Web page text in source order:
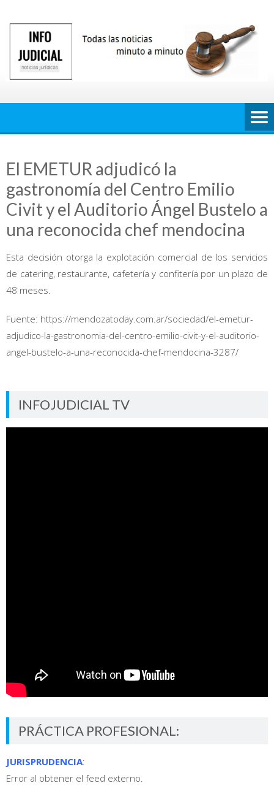
contenido
El EMETUR adjudicó la
gastronomía del Centro Emilio
Civit y el Auditorio Ángel Bustelo a
una reconocida chef mendocina
Esta decisión otorga la explotación comercial de los servicios
de catering, restaurante, cafetería y confitería por un plazo de
48 meses.
Fuente: https://mendozatoday.com.ar/sociedad/el-emetur-
adjudico-la-gastronomia-del-centro-emilio-civit-y-el-auditorio-
angel-bustelo-a-una-reconocida-chef-mendocina-3287/
INFOJUDICIAL TV
PRÁCTICA PROFESIONAL:
JURISPRUDENCIA:
Error al obtener el feed externo.